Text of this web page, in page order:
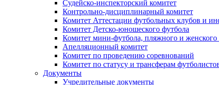
Судейско-инспекторский комитет
Контрольно-дисциплинарный комитет
Комитет Аттестации футбольных клубов и
Комитет Детско-юношеского футбола
Комитет мини-футбола, пляжного и женского
Апелляционный комитет
Комитет по проведению соревнований
Комитет по статусу и трансферам
Документы
Учредительные документы